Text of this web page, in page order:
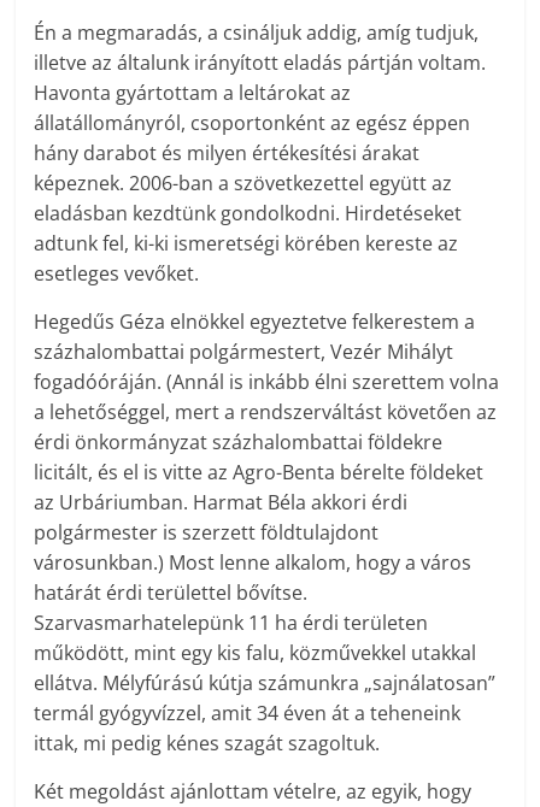
Én a megmaradás, a csináljuk addig, amíg tudjuk,
illetve az általunk irányított eladás pártján voltam.
Havonta gyártottam a leltárokat az
állatállományról, csoportonként az egész éppen
hány darabot és milyen értékesítési árakat
képeznek. 2006-ban a szövetkezettel együtt az
eladásban kezdtünk gondolkodni. Hirdetéseket
adtunk fel, ki-ki ismeretségi körében kereste az
esetleges vevőket.
Hegedűs Géza elnökkel egyeztetve felkerestem a
százhalombattai polgármestert, Vezér Mihályt
fogadóóráján. (Annál is inkább élni szerettem volna
a lehetőséggel, mert a rendszerváltást követően az
érdi önkormányzat százhalombattai földekre
licitált, és el is vitte az Agro-Benta bérelte földeket
az Urbáriumban. Harmat Béla akkori érdi
polgármester is szerzett földtulajdont
városunkban.) Most lenne alkalom, hogy a város
határát érdi területtel bővítse.
Szarvasmarhatelepünk 11 ha érdi területen
működött, mint egy kis falu, közművekkel utakkal
ellátva. Mélyfúrású kútja számunkra „sajnálatosan”
termál gyógyvízzel, amit 34 éven át a teheneink
ittak, mi pedig kénes szagát szagoltuk.
Két megoldást ajánlottam vételre, az egyik, hogy